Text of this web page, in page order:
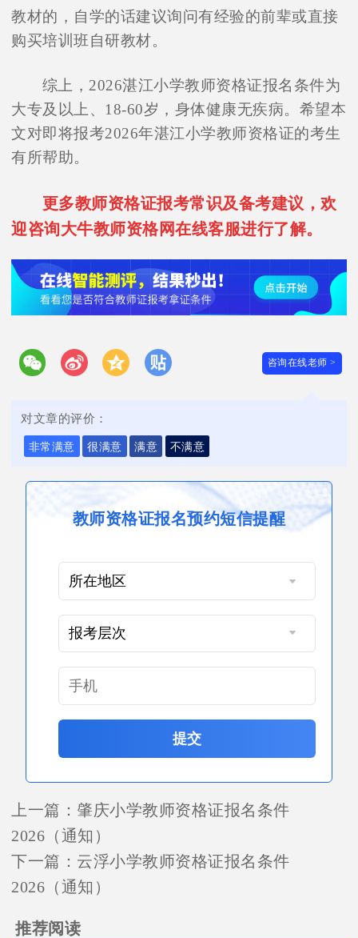
教材的，自学的话建议询问有经验的前辈或直接
购买培训班自研教材。
综上，2026湛江小学教师资格证报名条件为
大专及以上、18-60岁，身体健康无疾病。希望本
文对即将报考2026年湛江小学教师资格证的考生
有所帮助。
更多教师资格证报考常识及备考建议，欢
迎咨询大牛教师资格网在线客服进行了解。
咨询在线老师 >
对文章的评价：
非常满意 很满意 满意 不满意
教师资格证报名预约短信提醒
提交
上一篇： 肇庆小学教师资格证报名条件
2026（通知）
下一篇： 云浮小学教师资格证报名条件
2026（通知）
推荐阅读